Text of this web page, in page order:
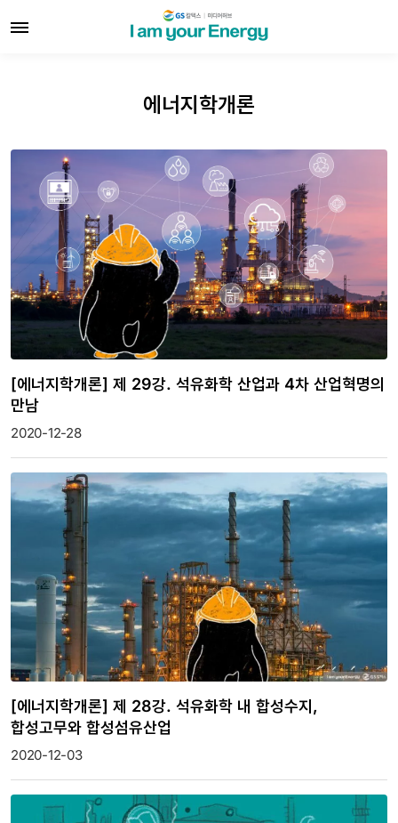
에너지학개론
[에너지학개론] 제 29강. 석유화학 산업과 4차 산업혁명의
만남
2020-12-28
[에너지학개론] 제 28강. 석유화학 내 합성수지,
합성고무와 합성섬유산업
2020-12-03